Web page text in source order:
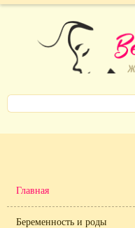
Главная
Беременность и роды